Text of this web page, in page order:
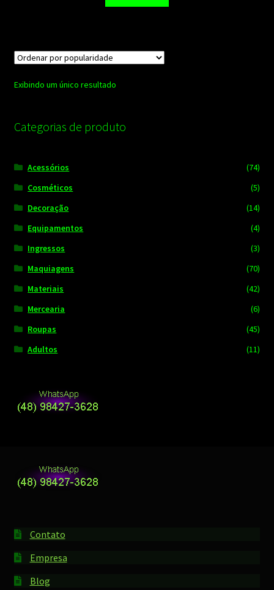
Exibindo um único resultado
Categorias de produto
Acessórios
(74)
Cosméticos
(5)
Decoração
(14)
Equipamentos
(4)
Ingressos
(3)
Maquiagens
(70)
Materiais
(42)
Mercearia
(6)
Roupas
(45)
Adultos
(11)
Contato
Empresa
Blog